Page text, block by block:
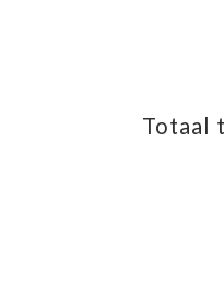
Totaal